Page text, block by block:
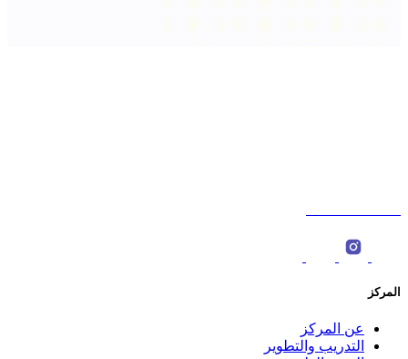
المركز
عن المركز
التدريب والتطوير